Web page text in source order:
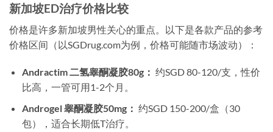
新加坡ED治疗价格比较
价格是许多新加坡男性关心的重点。以下是各款产品的参考
价格区间（以SGDrug.com为例，价格可能随市场波动）：
Andractim 二氢睾酮凝胶80g： 约SGD 80-120/支，性价
比高，一管可用1-2个月。
Androgel 睾酮凝胶50mg： 约SGD 150-200/盒（30
包），适合长期低T治疗。